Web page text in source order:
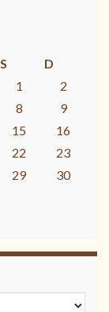
S
D
1
2
8
9
15
16
22
23
29
30